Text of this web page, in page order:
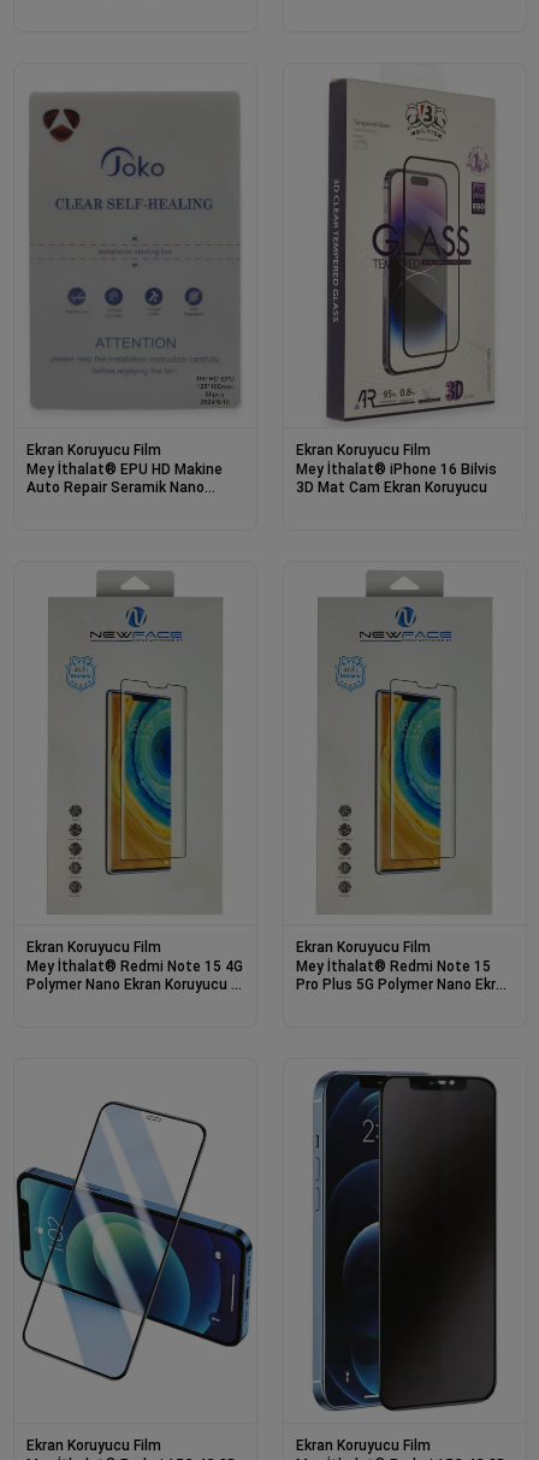
Ekran Koruyucu Film
Mey İthalat® EPU HD Makine
Auto Repair Seramik Nano
Ekran Koruyucu Film
Mey İthalat® iPhone 16 Bilvis
3D Mat Cam Ekran Koruyucu
Ekran Koruyucu Film
Mey İthalat® Redmi Note 15 4G
Polymer Nano Ekran Koruyucu -
Ekran Koruyucu Film
Mey İthalat® Redmi Note 15
Pro Plus 5G Polymer Nano Ekran
Ekran Koruyucu Film
Ekran Koruyucu Film